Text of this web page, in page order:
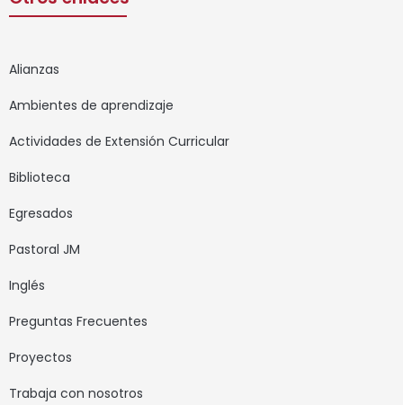
Alianzas
Ambientes de aprendizaje
Actividades de Extensión Curricular
Biblioteca
Egresados
Pastoral JM
Inglés
Preguntas Frecuentes
Proyectos
Trabaja con nosotros